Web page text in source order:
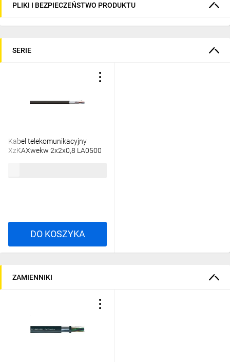
PLIKI I BEZPIECZEŃSTWO PRODUKTU
SERIE
Kabel telekomunikacyjny
XzKAXwekw 2x2x0,8 LA0500
DO KOSZYKA
ZAMIENNIKI